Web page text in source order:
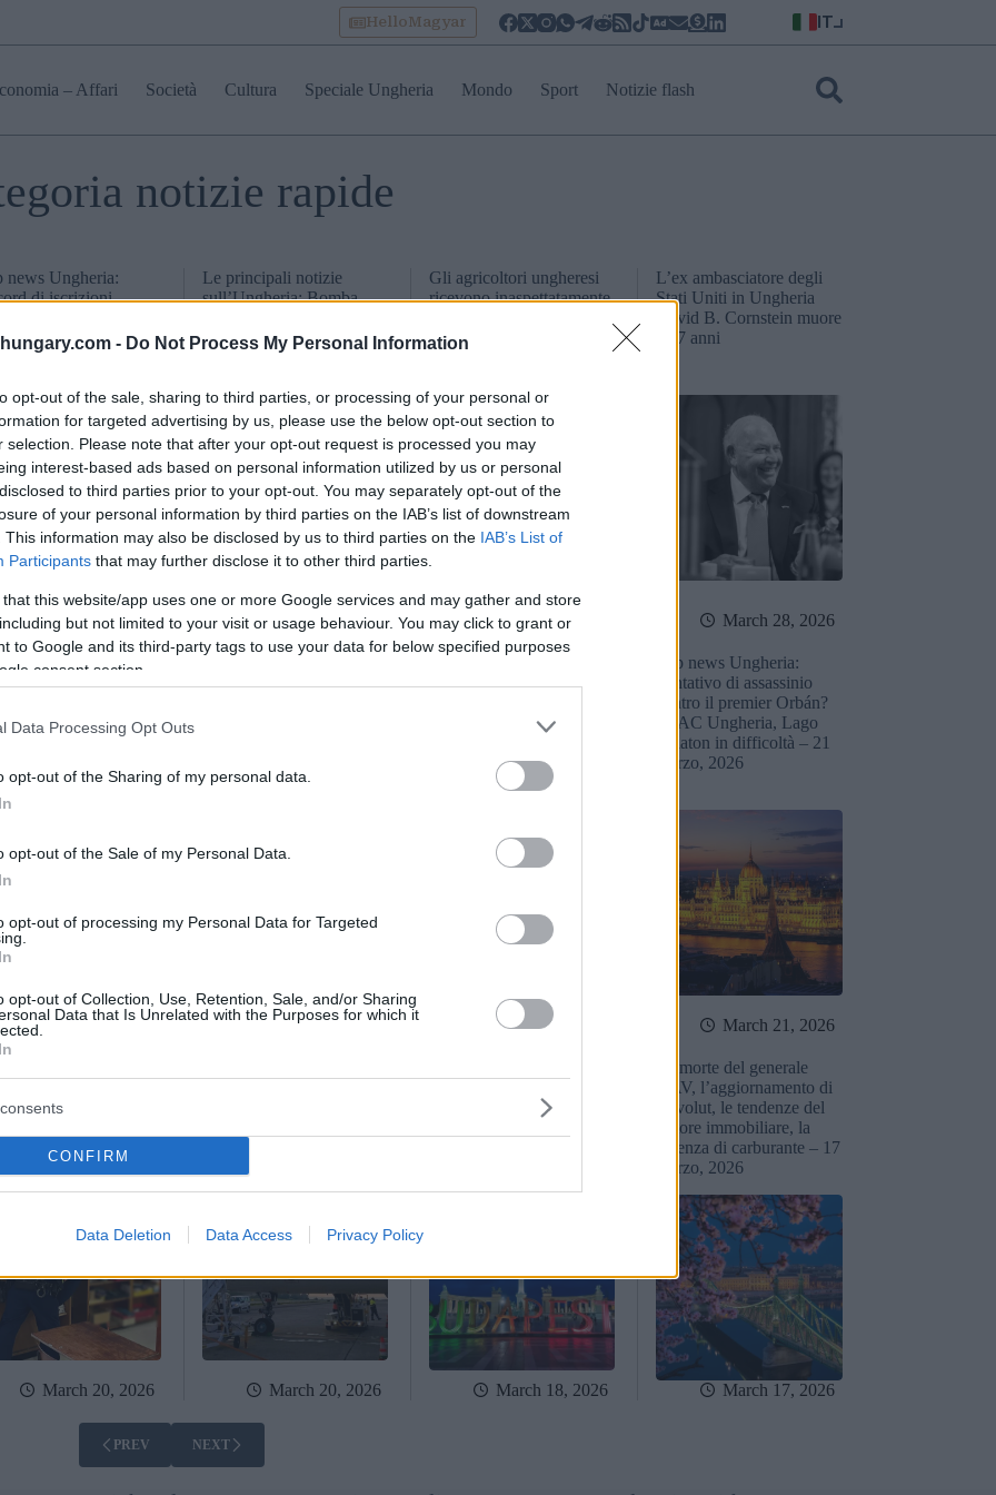
- Do Not Process My Personal Information
opt-out of the sale, sharing to third parties, or processing of your personal or
for targeted advertising by us, please use the below opt-out section to
selection. Please note that after your opt-out request is processed you may
interest-based ads based on personal information utilized by us or personal
to third parties prior to your opt-out. You may separately opt-out of the
of your personal information by third parties on the IAB’s list of downstream
This information may also be disclosed by us to third parties on the IAB’s List of
Participants that may further disclose it to other third parties.
that this website/app uses one or more Google services and may gather and store
but not limited to your visit or usage behaviour. You may click to grant or
to Google and its third-party tags to use your data for below specified purposes
consent section.
Data Processing Opt Outs
opt-out of the Sharing of my personal data.
opt-out of the Sale of my Personal Data.
opt-out of processing my Personal Data for Targeted
opt-out of Collection, Use, Retention, Sale, and/or Sharing
Data that Is Unrelated with the Purposes for which it
CONFIRM
Data Deletion Data Access Privacy Policy
HelloMagyar IT
– Affari Società Cultura Speciale Ungheria Mondo Sport Notizie flash
notizie rapide
news Ungheria:
di iscrizioni
chiusure
e meteo, visita di
April 3, 2026
Le principali notizie
sull’Ungheria: Bomba
impianto Samsung in
espansione, Orbán
aprile, 2026
April 2, 2026
Gli agricoltori ungheresi
ricevono inaspettatamente
Europea
March 31, 2026
L’ex ambasciatore degli
Stati Uniti in Ungheria
David B. Cornstein muore
a 87 anni
March 28, 2026
notizie
FM
e Péter Magyar,
all’UE, spia
2026
March 23, 2026
celebra la giornata
March 23, 2026
sull’Ungheria: False
su Orbán, VP del Partito
coltello, la maggior parte
delle auto rubate – 22
March 22, 2026
Top news Ungheria:
Tentativo di assassinio
contro il premier Orbán?
CPAC Ungheria, Lago
Balaton in difficoltà – 21
marzo, 2026
March 21, 2026
scuola di Budapest:
March 20, 2026 March 20, 2026
restrizioni sul carburante,
March 18, 2026
La morte del generale
NAV, l’aggiornamento di
Revolut, le tendenze del
settore immobiliare, la
carenza di carburante – 17
marzo, 2026
March 17, 2026
PREV NEXT